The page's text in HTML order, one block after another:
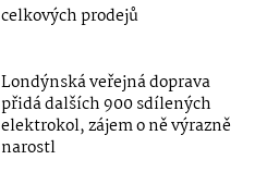
celkových prodejů
Londýnská veřejná doprava
přidá dalších 900 sdílených
elektrokol, zájem o ně výrazně
narostl